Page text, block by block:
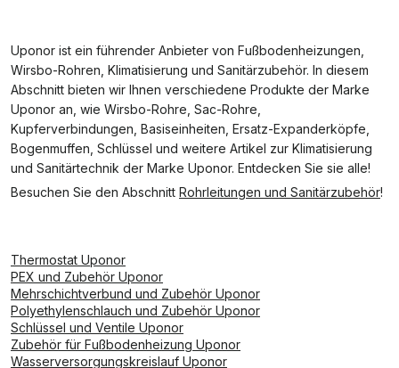
Uponor ist ein führender Anbieter von Fußbodenheizungen,
Wirsbo-Rohren, Klimatisierung und Sanitärzubehör. In diesem
Abschnitt bieten wir Ihnen verschiedene Produkte der Marke
Uponor an, wie Wirsbo-Rohre, Sac-Rohre,
Kupferverbindungen, Basiseinheiten, Ersatz-Expanderköpfe,
Bogenmuffen, Schlüssel und weitere Artikel zur Klimatisierung
und Sanitärtechnik der Marke Uponor. Entdecken Sie sie alle!
Besuchen Sie den Abschnitt Rohrleitungen und Sanitärzubehör!
Thermostat Uponor
PEX und Zubehör Uponor
Mehrschichtverbund und Zubehör Uponor
Polyethylenschlauch und Zubehör Uponor
Schlüssel und Ventile Uponor
Zubehör für Fußbodenheizung Uponor
Wasserversorgungskreislauf Uponor